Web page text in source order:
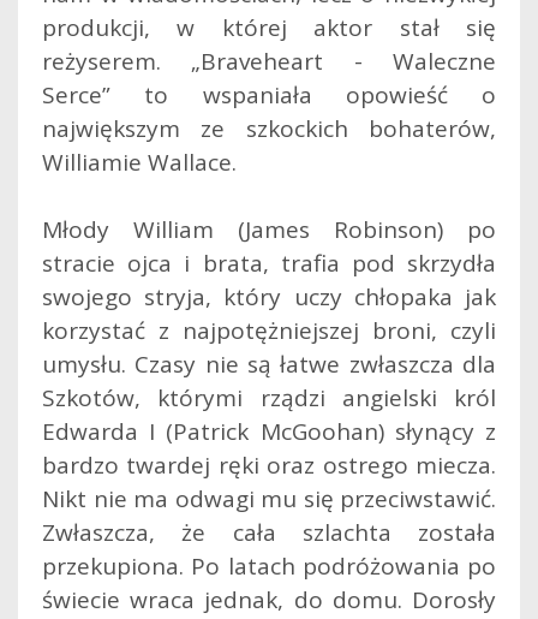
produkcji, w której aktor stał się
reżyserem. „Braveheart - Waleczne
Serce” to wspaniała opowieść o
największym ze szkockich bohaterów,
Williamie Wallace.
Młody William (James Robinson) po
stracie ojca i brata, trafia pod skrzydła
swojego stryja, który uczy chłopaka jak
korzystać z najpotężniejszej broni, czyli
umysłu. Czasy nie są łatwe zwłaszcza dla
Szkotów, którymi rządzi angielski król
Edwarda I (Patrick McGoohan) słynący z
bardzo twardej ręki oraz ostrego miecza.
Nikt nie ma odwagi mu się przeciwstawić.
Zwłaszcza, że cała szlachta została
przekupiona. Po latach podróżowania po
świecie wraca jednak, do domu. Dorosły